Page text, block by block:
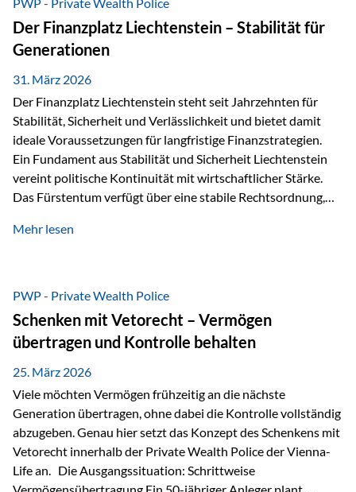
heißt das:Diese Gelder gehören im Konkursfall nicht zur
allgemeinen Konkursmasse, sondern werden ausschließlich
zur Erfüllung…
Der Finanzplatz Liechtenstein – Stabilität für
Generationen
31. März 2026
Der Finanzplatz Liechtenstein steht seit Jahrzehnten für
Stabilität, Sicherheit und Verlässlichkeit und bietet damit
ideale Voraussetzungen für langfristige Finanzstrategien.
Ein Fundament aus Stabilität und Sicherheit Liechtenstein
vereint politische Kontinuität mit wirtschaftlicher Stärke.
Das Fürstentum verfügt über eine stabile Rechtsordnung,
monarchischen Elementen basiert. Diese Struktur schafft
und Unternehmen. Ein wesentliches Merkmal ist die
Staatsfinanzierung: Liechtenstein weist keine
Staatsschulden auf, und der Schutz der wirtschaftlichen
Interessen der Bevölkerung ist in der Verfassung verankert.
Besonders hervorzuheben ist hierbei Artikel 14 der
liechtensteinischen Verfassung. Darin…
Mehr lesen
PWP - Private Wealth Police
Schenken mit Vetorecht – Vermögen
übertragen und Kontrolle behalten
25. März 2026
Viele möchten Vermögen frühzeitig an die nächste
Generation übertragen, ohne dabei die Kontrolle vollständig
abzugeben. Genau hier setzt das Konzept des Schenkens mit
Vetorecht innerhalb der Private Wealth Police der Vienna-
Life an. Die Ausgangssituation: Schrittweise